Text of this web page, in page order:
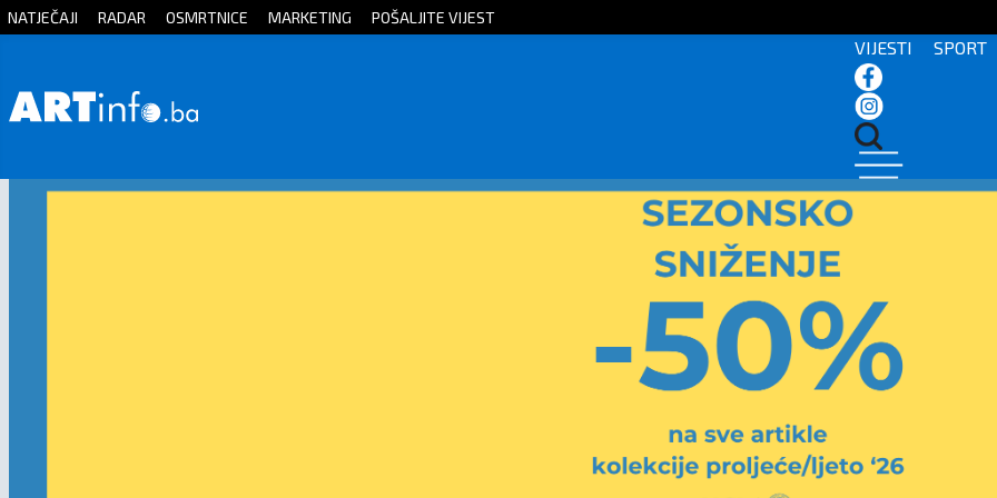
Početna
NATJEČAJI RADAR OSMRTNICE MARKETING POŠALJITE VIJEST
VIJESTI SPORT